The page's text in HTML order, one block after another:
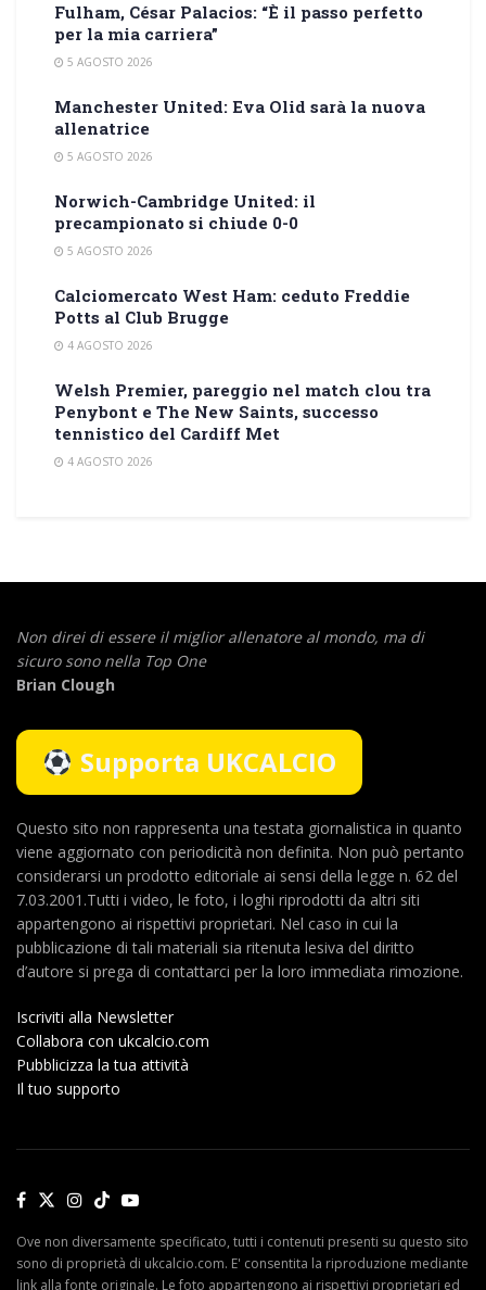
Fulham, César Palacios: “È il passo perfetto
per la mia carriera”
5 AGOSTO 2026
Manchester United: Eva Olid sarà la nuova
allenatrice
5 AGOSTO 2026
Norwich-Cambridge United: il
precampionato si chiude 0-0
5 AGOSTO 2026
Calciomercato West Ham: ceduto Freddie
Potts al Club Brugge
4 AGOSTO 2026
Welsh Premier, pareggio nel match clou tra
Penybont e The New Saints, successo
tennistico del Cardiff Met
4 AGOSTO 2026
Non direi di essere il miglior allenatore al mondo, ma di
sicuro sono nella Top One
Brian Clough
Supporta UKCALCIO
Questo sito non rappresenta una testata giornalistica in quanto
viene aggiornato con periodicità non definita. Non può pertanto
considerarsi un prodotto editoriale ai sensi della legge n. 62 del
7.03.2001.Tutti i video, le foto, i loghi riprodotti da altri siti
appartengono ai rispettivi proprietari. Nel caso in cui la
pubblicazione di tali materiali sia ritenuta lesiva del diritto
d’autore si prega di contattarci per la loro immediata rimozione.
Iscriviti alla Newsletter
Collabora con ukcalcio.com
Pubblicizza la tua attività
Il tuo supporto
Ove non diversamente specificato, tutti i contenuti presenti su questo sito
sono di proprietà di ukcalcio.com. E' consentita la riproduzione mediante
link alla fonte originale. Le foto appartengono ai rispettivi proprietari ed